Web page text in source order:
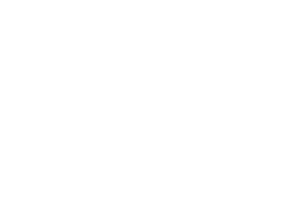
par ponction ou par incision du vaisseau.